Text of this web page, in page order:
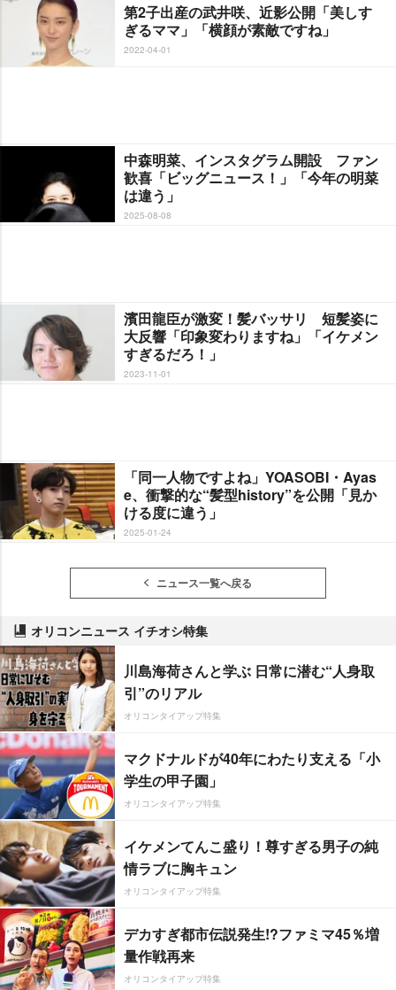
第2子出産の武井咲、近影公開「美しす
ぎるママ」「横顔が素敵ですね」
2022-04-01
中森明菜、インスタグラム開設 ファン
歓喜「ビッグニュース！」「今年の明菜
は違う」
2025-08-08
濱田龍臣が激変！髪バッサリ 短髪姿に
大反響「印象変わりますね」「イケメン
すぎるだろ！」
2023-11-01
「同一人物ですよね」YOASOBI・Ayas
e、衝撃的な“髪型history”を公開「見か
ける度に違う」
2025-01-24
ニュース一覧へ戻る
オリコンニュース イチオシ特集
川島海荷さんと学ぶ 日常に潜む“人身取
引”のリアル
オリコンタイアップ特集
マクドナルドが40年にわたり支える「小
学生の甲子園」
オリコンタイアップ特集
イケメンてんこ盛り！尊すぎる男子の純
情ラブに胸キュン
オリコンタイアップ特集
デカすぎ都市伝説発生!?ファミマ45％増
量作戦再来
オリコンタイアップ特集